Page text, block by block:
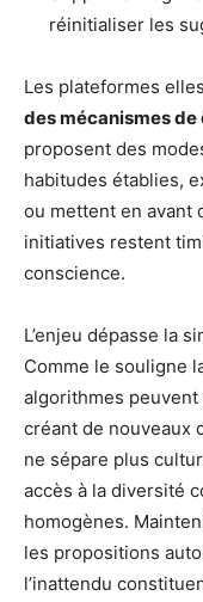
réinitialiser les
Les plateformes
des mécanismes
proposent des
habitudes établies,
ou mettent en avant
initiatives restent
conscience.
L’enjeu dépasse la
Comme le souligne
algorithmes
créant de nouveaux
ne sépare plus
accès à la diversité
homogènes.
les propositions
l’inattendu